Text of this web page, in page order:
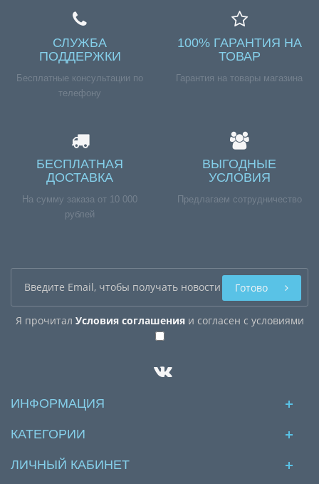
СЛУЖБА
ПОДДЕРЖКИ
Бесплатные консультации по
телефону
100% ГАРАНТИЯ НА
ТОВАР
Гарантия на товары магазина
БЕСПЛАТНАЯ
ДОСТАВКА
На сумму заказа от 10 000
рублей
ВЫГОДНЫЕ
УСЛОВИЯ
Предлагаем сотрудничество
Я прочитал Условия соглашенияи согласен с условиями
Готово
ИНФОРМАЦИЯ
КАТЕГОРИИ
ЛИЧНЫЙ КАБИНЕТ